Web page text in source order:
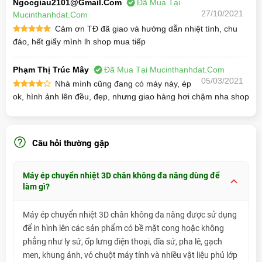
Có thể chuyển in bao phủ toàn bộ bề mặt vật tư,
mở rộng khả năng in lên góc tròn, góc cạnh và
lõm.
Tính năng thông minh với hệ thống điều khiển
hiện đại và sang trọng.
Sử dụng máy bơm chân không nhập khẩu, vận
hành hỗ trợ áp suất nhanh, tạp âm nhỏ, tỷ lệ sự
cố thấp.
Ngocgiau2101@gmail.com
Đã Mua Tại
Mucinthanhdat.com
27/10/2021
Cảm ơn TĐ đã giao và hướng dẫn nhiệt tình, chu
đáo, hết giấy mình lh shop mua tiếp
Phạm Thị Trúc Mây
Đã Mua Tại Mucinthanhdat.com
05/03/2021
Nhà mình cũng đang có máy này, ép
ok, hình ảnh lên đều, đẹp, nhưng giao hàng hơi chậm nha shop
Câu hỏi thường gặp
Máy ép chuyển nhiệt 3D chân không đa năng dùng để
làm gì?
Máy ép chuyển nhiệt 3D chân không đa năng được sử dụng
để in hình lên các sản phẩm có bề mặt cong hoặc không
phẳng như ly sứ, ốp lưng điện thoại, đĩa sứ, pha lê, gạch
men, khung ảnh, vỏ chuột máy tính và nhiều vật liệu phủ lớp